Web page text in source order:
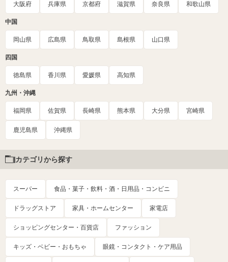
大阪府 兵庫県 京都府 滋賀県 奈良県 和歌山県
中国
岡山県 広島県 鳥取県 島根県 山口県
四国
徳島県 香川県 愛媛県 高知県
九州・沖縄
福岡県 佐賀県 長崎県 熊本県 大分県 宮崎県
鹿児島県 沖縄県
カテゴリから探す
スーパー 食品・菓子・飲料・酒・日用品・コンビニ
ドラッグストア 家具・ホームセンター 家電店
ショッピングセンター・百貨店 ファッション
キッズ・ベビー・おもちゃ 眼鏡・コンタクト・ケア用品